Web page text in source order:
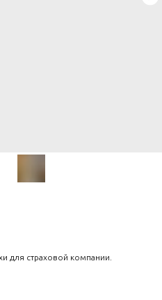
для страховой компании.